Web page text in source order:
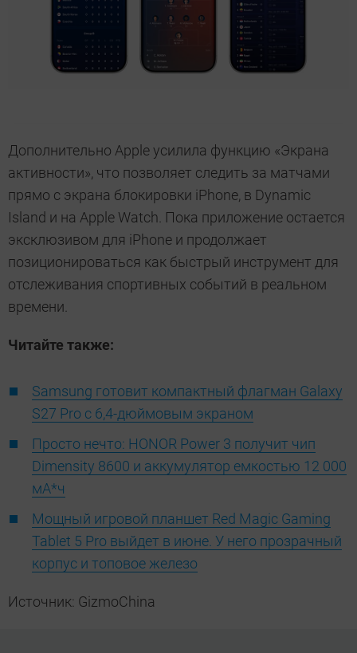
Дополнительно Apple усилила функцию «Экрана
активности», что позволяет следить за матчами
прямо с экрана блокировки iPhone, в Dynamic
Island и на Apple Watch. Пока приложение остается
эксклюзивом для iPhone и продолжает
позиционироваться как быстрый инструмент для
отслеживания спортивных событий в реальном
времени.
Читайте также:
Samsung готовит компактный флагман Galaxy
S27 Pro с 6,4-дюймовым экраном
Просто нечто: HONOR Power 3 получит чип
Dimensity 8600 и аккумулятор емкостью 12 000
мА*ч
Мощный игровой планшет Red Magic Gaming
Tablet 5 Pro выйдет в июне. У него прозрачный
корпус и топовое железо
Источник: GizmoChina